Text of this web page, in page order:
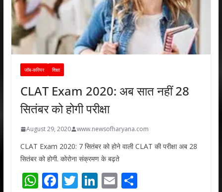
जॉब-करियर शिक्षा
CLAT Exam 2020: अब सात नहीं 28
सितंबर को होगी परीक्षा
August 29, 2020 www.newsofharyana.com
CLAT Exam 2020: 7 सितंबर को होने वाली CLAT की परीक्षा अब 28
सितंबर को होगी. कोरोना संक्रमण के बढ़ते
W F T Li E S